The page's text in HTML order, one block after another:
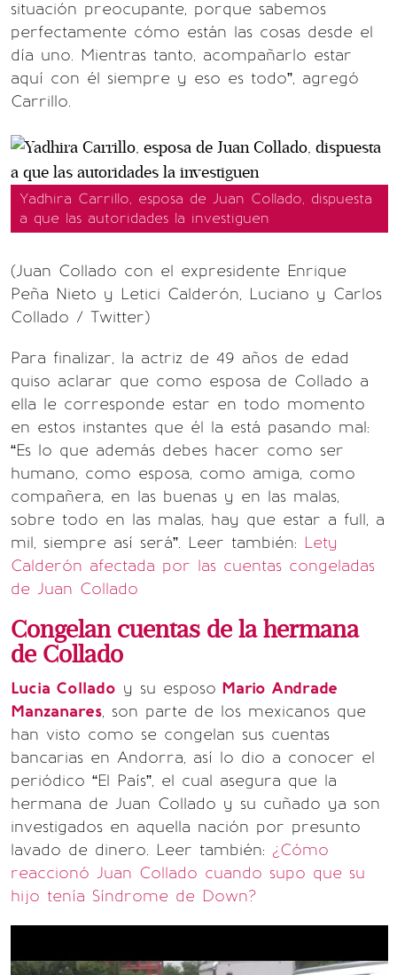
situación preocupante, porque sabemos
perfectamente cómo están las cosas desde el
día uno. Mientras tanto, acompañarlo estar
aquí con él siempre y eso es todo”, agregó
Carrillo.
Yadhira Carrillo, esposa de Juan Collado, dispuesta
a que las autoridades la investiguen
(Juan Collado con el expresidente Enrique
Peña Nieto y Letici Calderón, Luciano y Carlos
Collado / Twitter)
Para finalizar, la actriz de 49 años de edad
quiso aclarar que como esposa de Collado a
ella le corresponde estar en todo momento
en estos instantes que él la está pasando mal:
“Es lo que además debes hacer como ser
humano, como esposa, como amiga, como
compañera, en las buenas y en las malas,
sobre todo en las malas, hay que estar a full, a
mil, siempre así será”. Leer también: Lety
Calderón afectada por las cuentas congeladas
de Juan Collado
Congelan cuentas de la hermana
de Collado
Lucia Collado y su esposo Mario Andrade
Manzanares, son parte de los mexicanos que
han visto como se congelan sus cuentas
bancarias en Andorra, así lo dio a conocer el
periódico “El País”, el cual asegura que la
hermana de Juan Collado y su cuñado ya son
investigados en aquella nación por presunto
lavado de dinero. Leer también: ¿Cómo
reaccionó Juan Collado cuando supo que su
hijo tenía Síndrome de Down?